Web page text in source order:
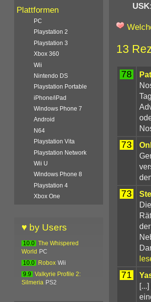
USK
13
78
73
73
71
Plattformen
PC
Playstation 2
Playstation 3
Xbox 360
Wii
Nintendo DS
Playstation Portable
iPhone/iPad
Windows Phone 7
Android
N64
Playstation Vita
Playstation Network
Wii U
Windows Phone 8
Playstation 4
Xbox One
♥ by Users
10.0
The Whispered
World
PC
10.0
Robox Wii
9.9
Valkyrie Profile 2:
Silmeria PS2